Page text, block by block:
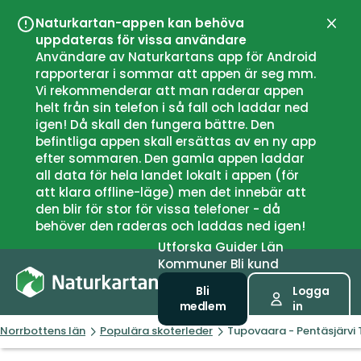
Naturkartan-appen kan behöva
uppdateras för vissa användare
Användare av Naturkartans app för Android
rapporterar i sommar att appen är seg mm.
Vi rekommenderar att man raderar appen
helt från sin telefon i så fall och laddar ned
igen! Då skall den fungera bättre. Den
befintliga appen skall ersättas av en ny app
efter sommaren. Den gamla appen laddar
all data för hela landet lokalt i appen (för
att klara offline-läge) men det innebär att
den blir för stor för vissa telefoner - då
behöver den raderas och laddas ned igen!
UtforskaGuiderLän
Kommuner Bli kund
Bli
medlem
Logga
in
Norrbottens län Populära skoterleder Tupovaara - Pentäsjärvi